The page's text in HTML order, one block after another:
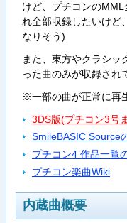
けど、プチコンの
れ全部収録したいけど
なりそう)
また、東方やクラシッ
った曲のみが収録され
※一部の曲が正常に再
3DS版(プチコン3号
SmileBASIC Source
プチコン4 作品一覧
プチコン楽曲Wiki
内蔵曲概要